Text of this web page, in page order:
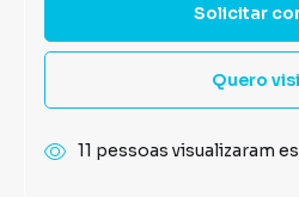
Solicitar
Quero
11 pessoas visualizaram